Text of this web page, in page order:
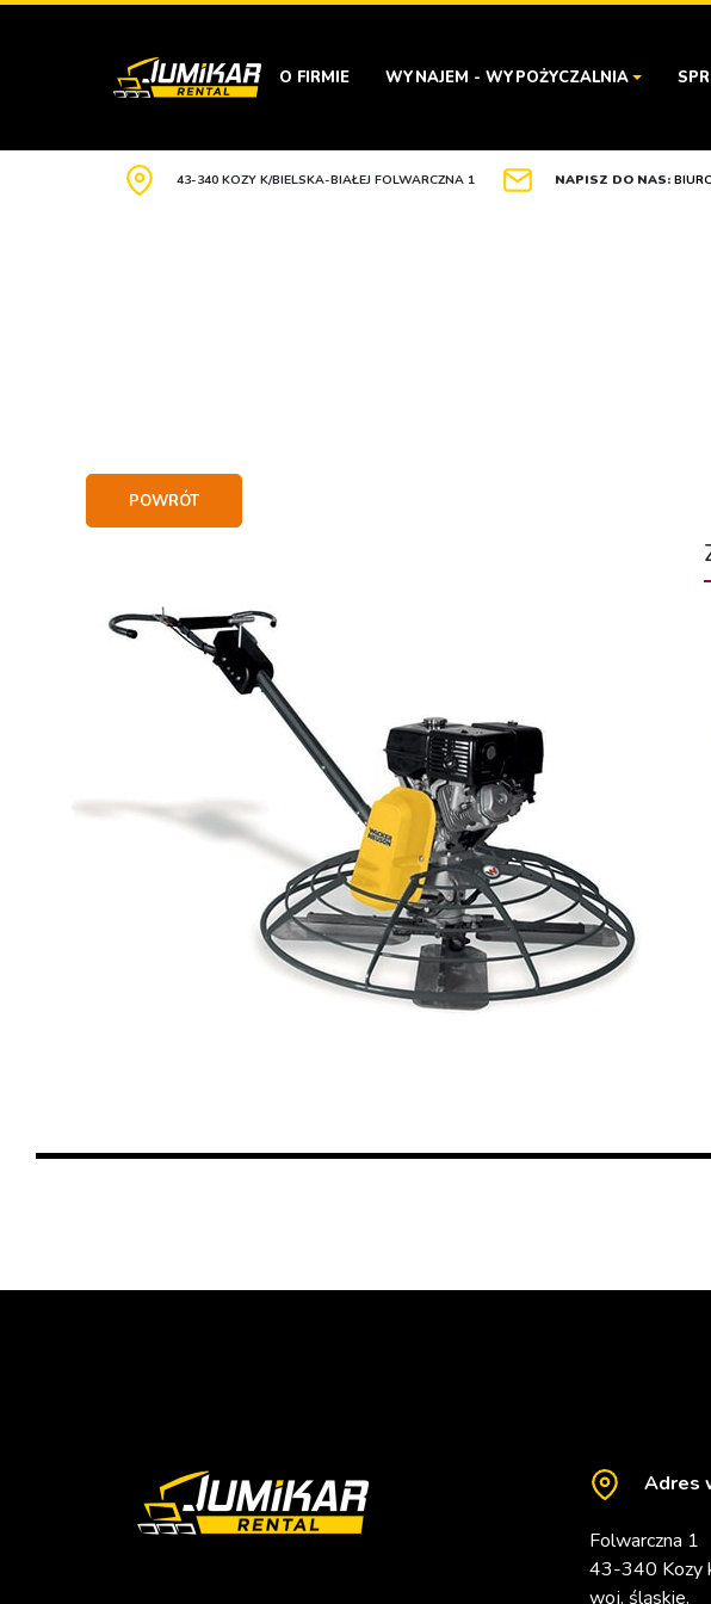
O FIRMIE WYNAJEM - WYPOŻYCZALNIA
43-340 KOZY K/BIELSKA-BIAŁEJ FOLWARCZNA 1 NAPISZ DO NAS:
POWRÓT
Adres
Folwarczna 1
43-340 Kozy
woj. śląskie.